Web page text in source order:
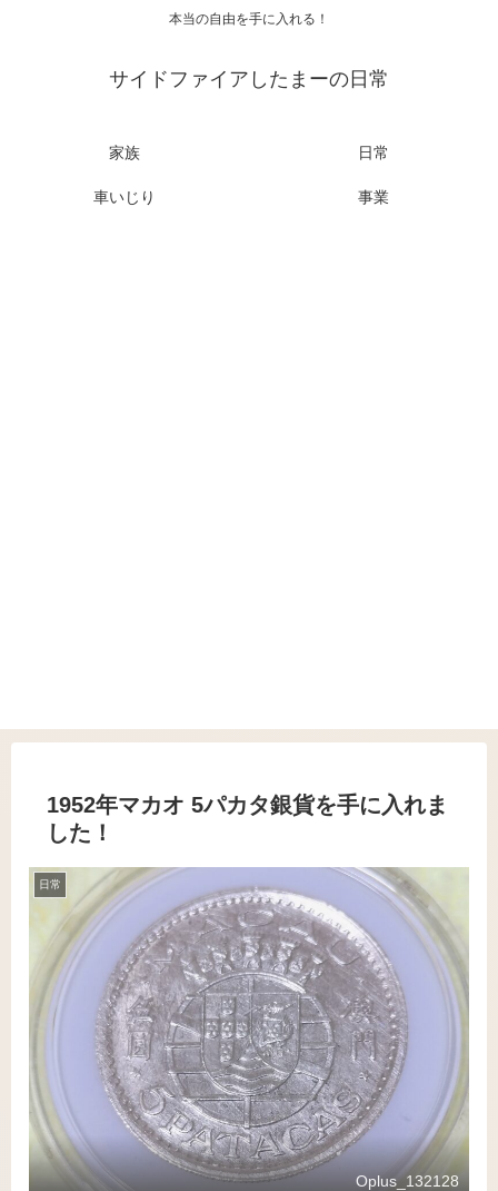
本当の自由を手に入れる！
サイドファイアしたまーの日常
家族 日常
車いじり 事業
1952年マカオ 5パカタ銀貨を手に入れま
した！
日常
Oplus_132128